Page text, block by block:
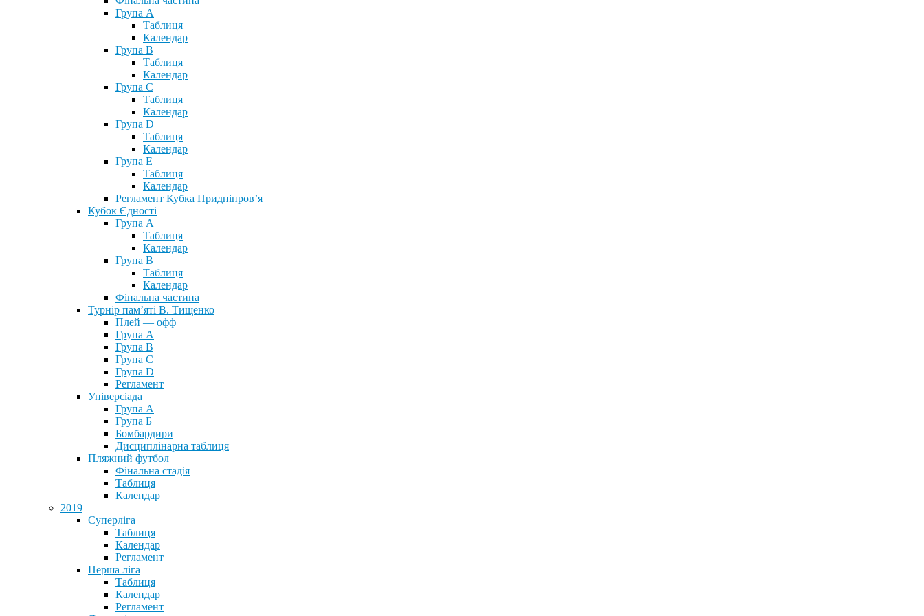
Група А
Таблиця
Календар
Група В
Таблиця
Календар
Група С
Таблиця
Календар
Група D
Таблиця
Календар
Група Е
Таблиця
Календар
Регламент Кубка Придніпров’я
Кубок Єдності
Група А
Таблиця
Календар
Група В
Таблиця
Календар
Фінальна частина
Турнір пам’яті В. Тищенко
Плей — офф
Група А
Група B
Група С
Група D
Регламент
Універсіада
Група А
Група Б
Бомбардири
Дисциплінарна таблиця
Пляжний футбол
Фінальна стадія
Таблиця
Календар
2019
Суперліга
Таблиця
Календар
Регламент
Перша ліга
Таблиця
Календар
Регламент